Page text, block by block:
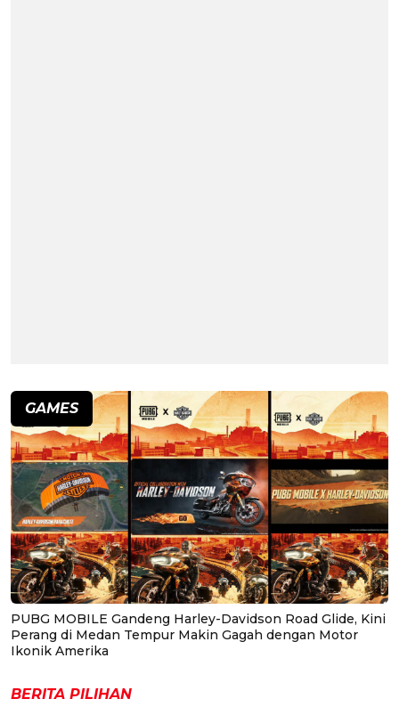
GAMES
PUBG MOBILE Gandeng Harley-Davidson Road Glide, Kini
Perang di Medan Tempur Makin Gagah dengan Motor
Ikonik Amerika
BERITA PILIHAN